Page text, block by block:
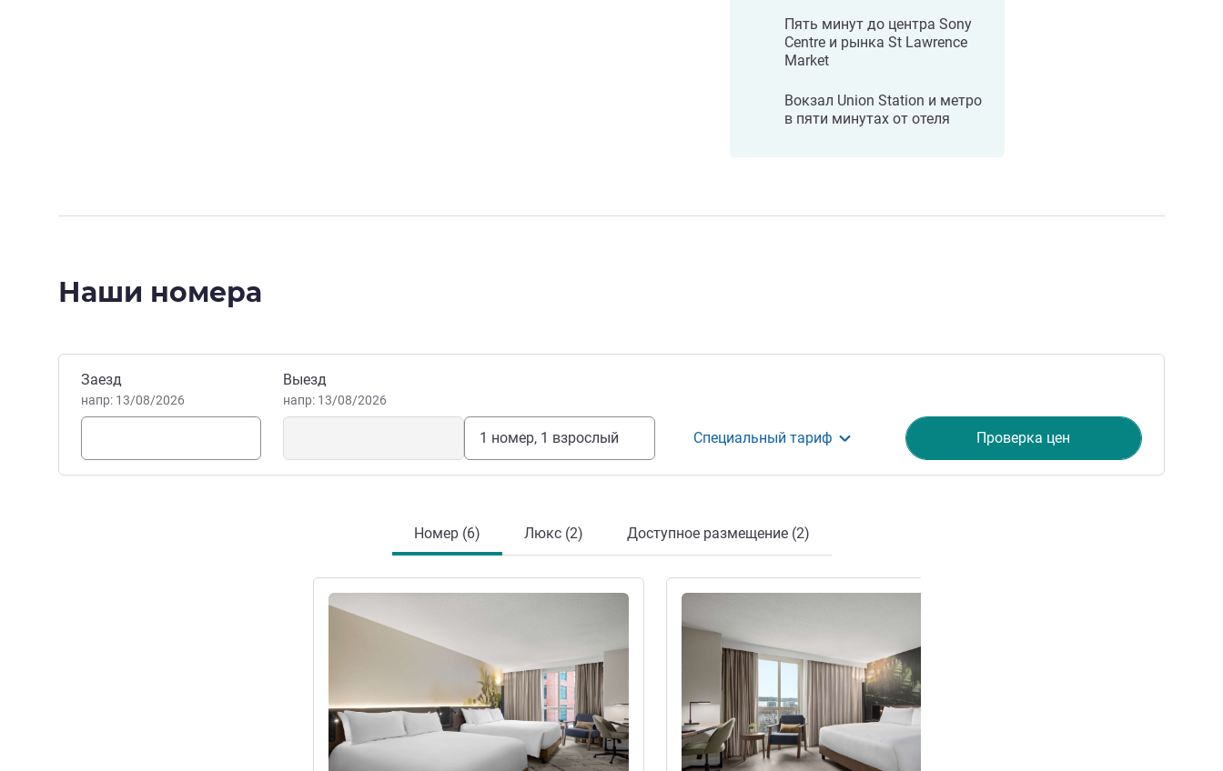
Пять минут до центра Sony
Centre и рынка St Lawrence
Market
Вокзал Union Station и метро
в пяти минутах от отеля
Наши номера
Забронировать этот отель
Заезд
напр: 13/08/2026
Выезд
напр: 13/08/2026
1 номер, 1 взрослый Специальный тариф Проверка цен
Номер (6) Люкс (2) Доступное размещение (2)
Подробная информация Подробная информация